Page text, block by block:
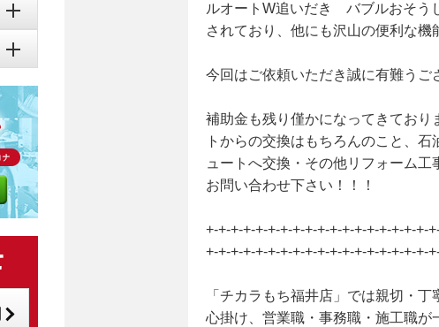
ルオートW追いだき バブルおそ
されており、他にも沢山の便利な機
今回はご依頼いただき誠に有難うご
補助金も残り僅かになってきてお
トからの交換はもちろんのこと、
ュートへ交換・その他リフォーム
お問い合わせ下さい！！！
+-+-+-+-+-+-+-+-+-+-+-+-+-+-+-+-+-+-
+-+-+-+-+-+-+-+-+-+-+-+-+-+-+-+-+-+-
「チカラもち福井店」では親切・
心掛け、営業職・事務職・施工職